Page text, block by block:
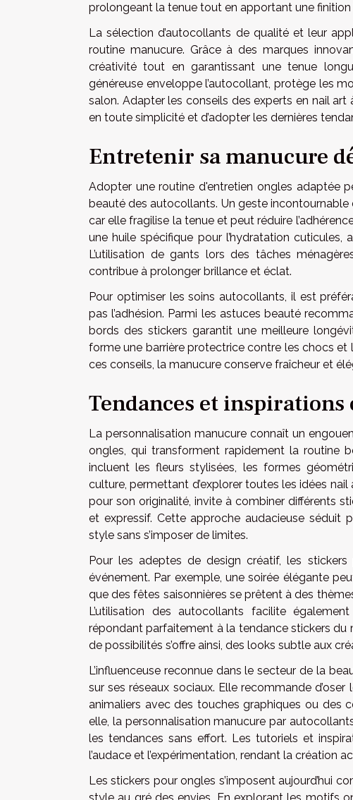
prolongeant la tenue tout en apportant une finition
La sélection d’autocollants de qualité et leur
routine manucure. Grâce à des marques
créativité tout en garantissant une tenue
généreuse enveloppe l’autocollant, protège les
salon. Adapter les conseils des experts en nail
en toute simplicité et d’adopter les dernières
Entretenir sa manucure
Adopter une routine d'entretien ongles adaptée
beauté des autocollants. Un geste
car elle fragilise la tenue et peut réduire
une huile spécifique pour l’hydratation
L’utilisation de gants lors des tâches
contribue à prolonger brillance et éclat.
Pour optimiser les soins autocollants, il est
pas l’adhésion. Parmi les astuces beauté
bords des stickers garantit une meilleure
forme une barrière protectrice contre les chocs et
ces conseils, la manucure conserve fraîcheur et
Tendances et inspirations
La personnalisation manucure connaît un
ongles, qui transforment rapidement la routine
incluent les fleurs stylisées, les formes
culture, permettant d’explorer toutes les idées
pour son originalité, invite à combiner différents
et expressif. Cette approche audacieuse séduit
style sans s’imposer de limites.
Pour les adeptes de design créatif, les
événement. Par exemple, une soirée élégante
que des fêtes saisonnières se prêtent à des
L’utilisation des autocollants facilite
répondant parfaitement à la tendance stickers du
de possibilités s’offre ainsi, des looks subtle aux
L’influenceuse reconnue dans le secteur de la
sur ses réseaux sociaux. Elle recommande
animaliers avec des touches graphiques ou des
elle, la personnalisation manucure par
les tendances sans effort. Les tutoriels et
l’audace et l’expérimentation, rendant la création
Les stickers pour ongles s’imposent aujourd’hui